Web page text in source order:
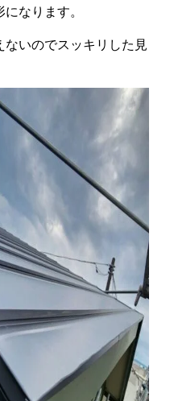
なります。
いのでスッキリした見